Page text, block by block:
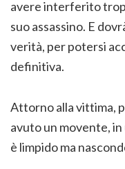
avere interferito
suo assassino. E
verità, per potersi
definitiva.
Attorno alla vittima,
avuto un movente, in
è limpido ma